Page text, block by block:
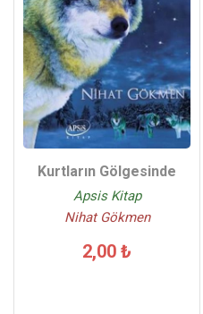
Kurtların Gölgesinde
Apsis Kitap
Nihat Gökmen
2,00 ₺